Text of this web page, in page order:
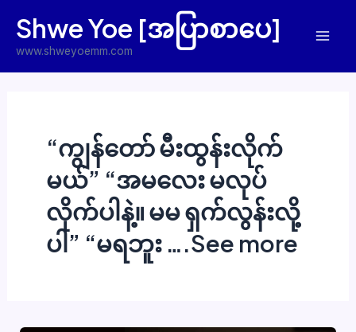
content
Shwe Yoe [အပြာစာပေ]
www.shweyoemm.com
“ကျွန်တော် မီးထွန်းလိုက်
မယ်” “အမလေး မလုပ်
လိုက်ပါနဲ့။ မမ ရှက်လွန်းလို့
ပါ” “မရဘူး ….See more